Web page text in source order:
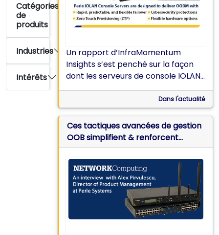
Catégories
de
produits
Industries
Intérêts
Un rapport d’InfraMomentum
Insights s’est penché sur la façon
dont les serveurs de console IOLAN
de Perle sont conçus pour offrir le
bon niveau de fonctionnalité et de
flexibilité OOBM pour les
constructions complexes de
centres de données.
Dans l'actualité
Ces tactiques avancées de gestion
OOB simplifient & renforcent
l’accès aux centres de données à
distance